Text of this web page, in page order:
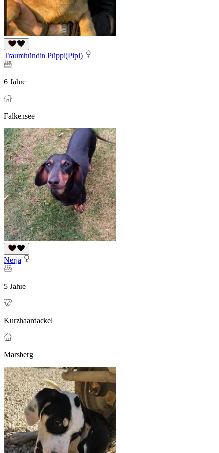
Traumhündin Püppi(Pipi)
6 Jahre
Falkensee
Nerja
5 Jahre
Kurzhaardackel
Marsberg